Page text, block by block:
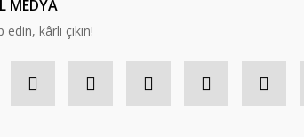
MEDYA
kârlı çıkın!